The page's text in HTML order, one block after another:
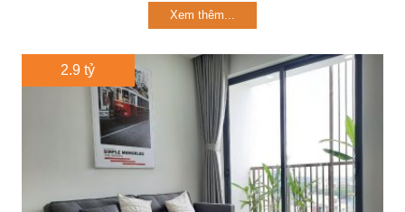
Xem thêm...
2.9 tỷ